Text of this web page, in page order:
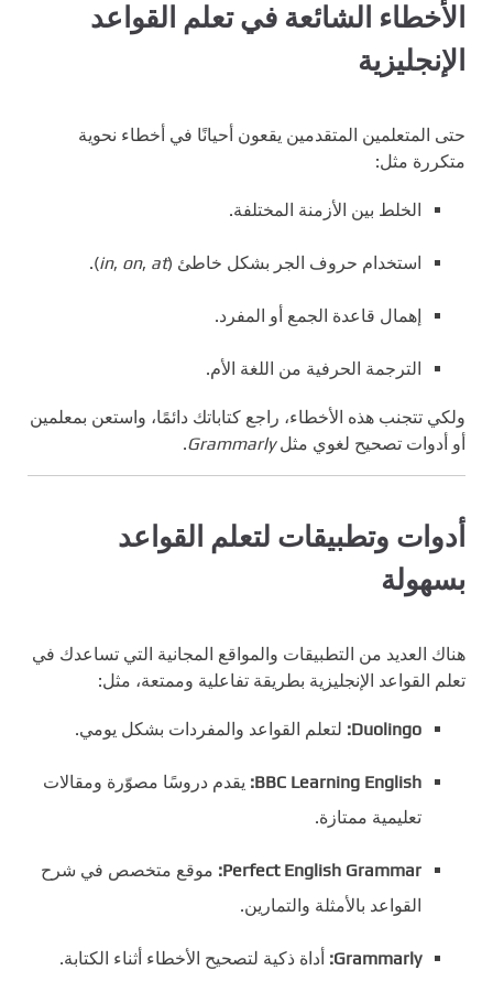
الأخطاء الشائعة في تعلم القواعد
الإنجليزية
حتى المتعلمين المتقدمين يقعون أحيانًا في أخطاء نحوية
متكررة مثل:
الخلط بين الأزمنة المختلفة.
استخدام حروف الجر بشكل خاطئ ( in, on, at
).
إهمال قاعدة الجمع أو المفرد.
الترجمة الحرفية من اللغة الأم.
ولكي تتجنب هذه الأخطاء، راجع كتاباتك دائمًا، واستعن بمعلمين
أو أدوات تصحيح لغوي مثلGrammarly
.
أدوات وتطبيقات لتعلم القواعد
بسهولة
هناك العديد من التطبيقات والمواقع المجانية التي تساعدك في
تعلم القواعد الإنجليزية بطريقة تفاعلية وممتعة، مثل:
Duolingo: لتعلم القواعد والمفردات بشكل يومي.
BBC Learning English: يقدم دروسًا مصوّرة ومقالات
تعليمية ممتازة.
Perfect English Grammar: موقع متخصص في شرح
القواعد بالأمثلة والتمارين.
Grammarly: أداة ذكية لتصحيح الأخطاء أثناء الكتابة.